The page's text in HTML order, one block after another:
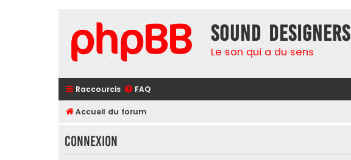
Sound Designers
Le son qui a du sens
Raccourcis FAQ
Accueil du forum
Connexion